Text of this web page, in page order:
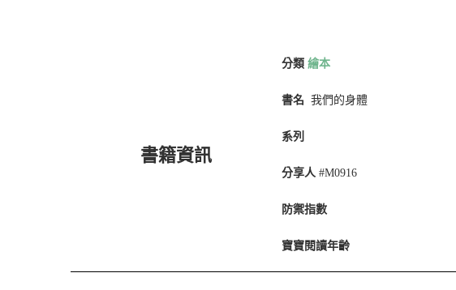
書籍資訊
分類 繪本
書名 我們的身體
系列
分享人#M0916
防禦指數
寶寶閱讀年齡